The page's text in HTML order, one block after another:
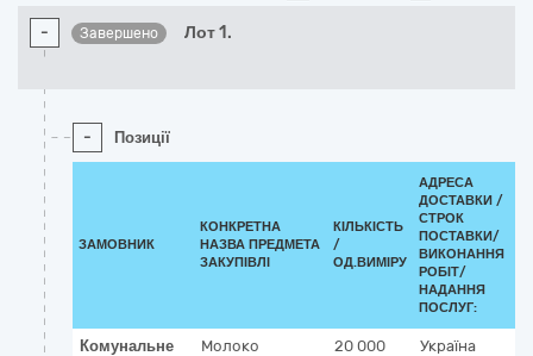
- Завершено Лот 1.
- Позиції
ЗАМОВНИК
КОНКРЕТНА
НАЗВА ПРЕДМЕТА
ЗАКУПІВЛІ
КІЛЬКІСТЬ
/
ОД.ВИМІРУ
АДРЕСА
ДОСТАВКИ /
СТРОК
ПОСТАВКИ/
ВИКОНАННЯ
РОБІТ/
НАДАННЯ
ПОСЛУГ:
Комунальне
Молоко
20 000
Україна